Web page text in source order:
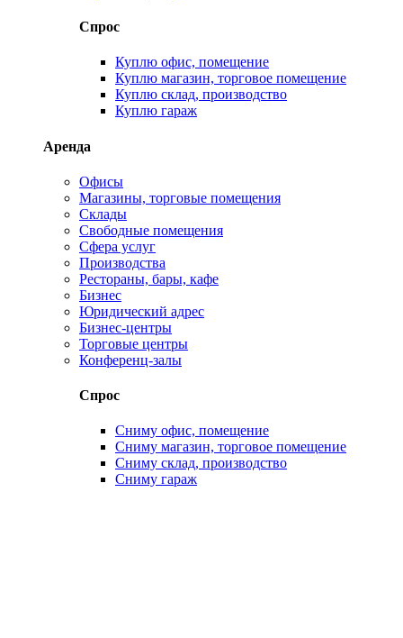
Спрос
Куплю офис, помещение
Куплю магазин, торговое помещение
Куплю склад, производство
Куплю гараж
Аренда
Офисы
Магазины, торговые помещения
Склады
Свободные помещения
Сфера услуг
Производства
Рестораны, бары, кафе
Бизнес
Юридический адрес
Бизнес-центры
Торговые центры
Конференц-залы
Спрос
Сниму офис, помещение
Сниму магазин, торговое помещение
Сниму склад, производство
Сниму гараж